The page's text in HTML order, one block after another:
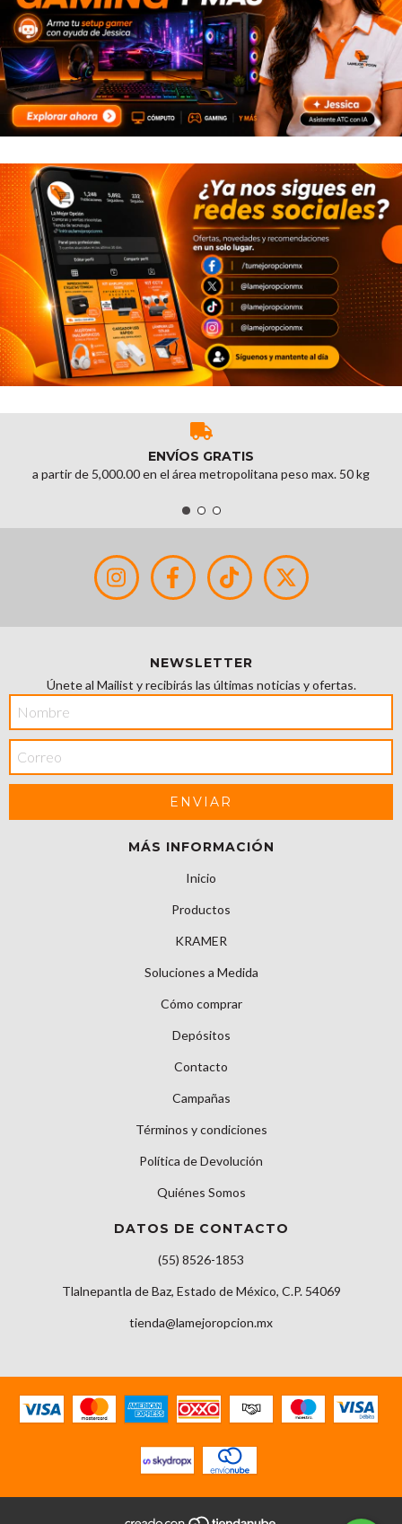
ENVÍOS GRATIS
a partir de 5,000.00 en el área metropolitana peso max. 50 kg
NEWSLETTER
Únete al Mailist y recibirás las últimas noticias y ofertas.
MÁS INFORMACIÓN
Inicio
Productos
KRAMER
Soluciones a Medida
Cómo comprar
Depósitos
Contacto
Campañas
Términos y condiciones
Política de Devolución
Quiénes Somos
DATOS DE CONTACTO
(55) 8526-1853
Tlalnepantla de Baz, Estado de México, C.P. 54069
tienda@lamejoropcion.mx